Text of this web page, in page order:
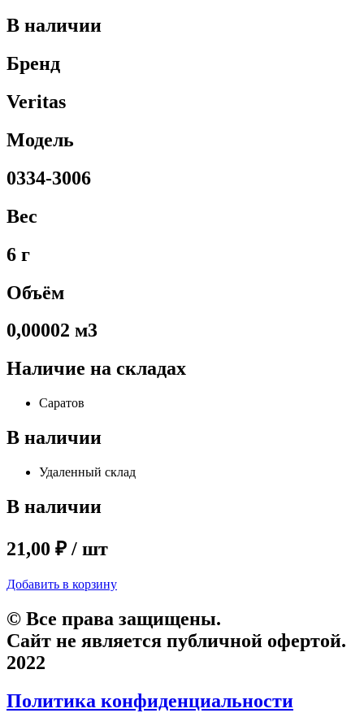
В наличии
Бренд
Veritas
Модель
0334-3006
Вес
6 г
Объём
0,00002 м3
Наличие на складах
Саратов
В наличии
Удаленный склад
В наличии
21,00 ₽ / шт
Добавить в корзину
© Все права защищены.
Сайт не является публичной офертой.
2022
Политика конфиденциальности